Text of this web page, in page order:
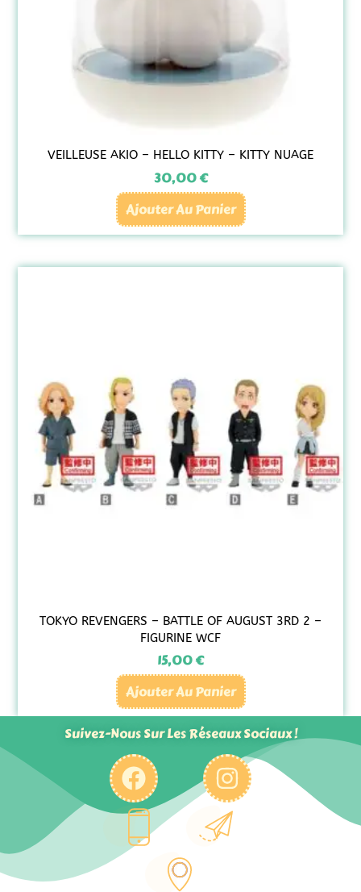
VEILLEUSE AKIO – HELLO KITTY – KITTY NUAGE
30,00€
Ajouter Au Panier
TOKYO REVENGERS – BATTLE OF AUGUST 3RD 2 –
FIGURINE WCF
15,00€
Ajouter Au Panier
Suivez-Nous Sur Les Réseaux Sociaux !